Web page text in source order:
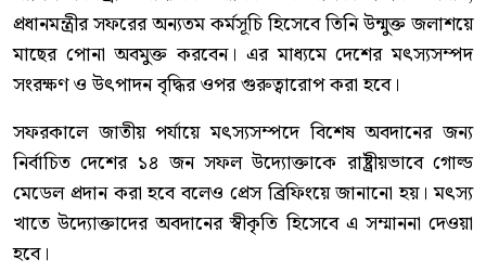
প্রধানমন্ত্রীর সফরের অন্যতম কর্মসূচি হিসেবে তিনি উন্মুক্ত জলাশয়ে
মাছের পোনা অবমুক্ত করবেন। এর মাধ্যমে দেশের মৎস্যসম্পদ
সংরক্ষণ ও উৎপাদন বৃদ্ধির ওপর গুরুত্বারোপ করা হবে।
সফরকালে জাতীয় পর্যায়ে মৎস্যসম্পদে বিশেষ অবদানের জন্য
নির্বাচিত দেশের ১৪ জন সফল উদ্যোক্তাকে রাষ্ট্রীয়ভাবে গোল্ড
মেডেল প্রদান করা হবে বলেও প্রেস ব্রিফিংয়ে জানানো হয়। মৎস্য
খাতে উদ্যোক্তাদের অবদানের স্বীকৃতি হিসেবে এ সম্মাননা দেওয়া
হবে।